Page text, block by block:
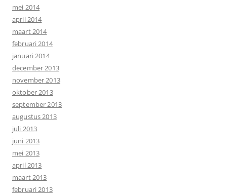
mei 2014
april 2014
maart 2014
februari 2014
januari 2014
december 2013
november 2013
oktober 2013
september 2013
augustus 2013
juli 2013
juni 2013
mei 2013
april 2013
maart 2013
februari 2013